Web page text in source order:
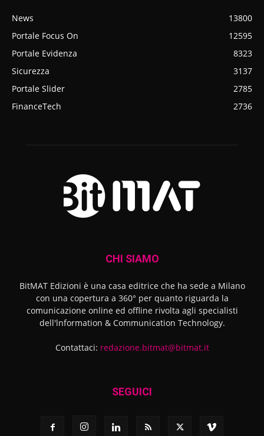
News
13800
Portale Focus On
12595
Portale Evidenza
8323
Sicurezza
3137
Portale Slider
2785
FinanceTech
2736
CHI SIAMO
BitMAT Edizioni è una casa editrice che ha sede a Milano
con una copertura a 360° per quanto riguarda la
comunicazione online ed offline rivolta agli specialisti
dell'lnformation & Communication Technology.
Contattaci: redazione.bitmat@bitmat.it
SEGUICI